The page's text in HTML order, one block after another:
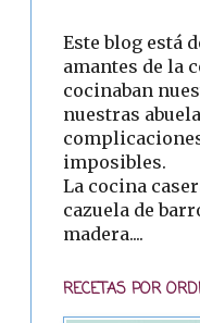
Este blog está
amantes de la
cocinaban
nuestras
imposibles.
La cocina
cazuela de
madera....
RECETAS POR